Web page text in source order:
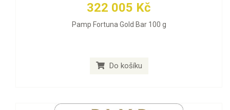
322 005 Kč
Pamp Fortuna Gold Bar 100 g
Do košíku